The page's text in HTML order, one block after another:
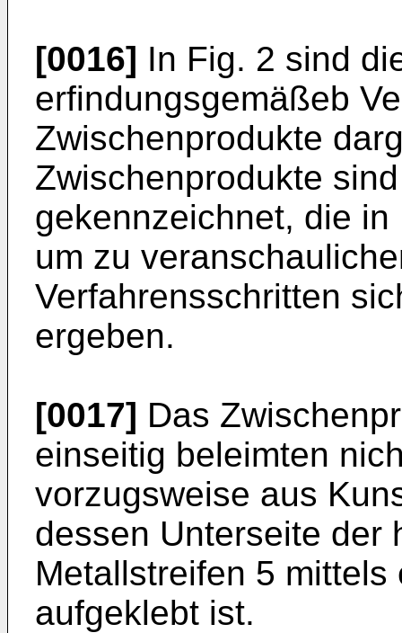
[0016] In Fig. 2 sind
erfindungsgemäßeb
Zwischenprodukte
Zwischenprodukte
gekennzeichnet, die
um zu
Verfahrensschritten
ergeben.
[0017] Das
einseitig beleimten
vorzugsweise aus
dessen Unterseite der
Metallstreifen 5
aufgeklebt ist.